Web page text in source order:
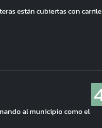
están cubiertas con
al municipio como el